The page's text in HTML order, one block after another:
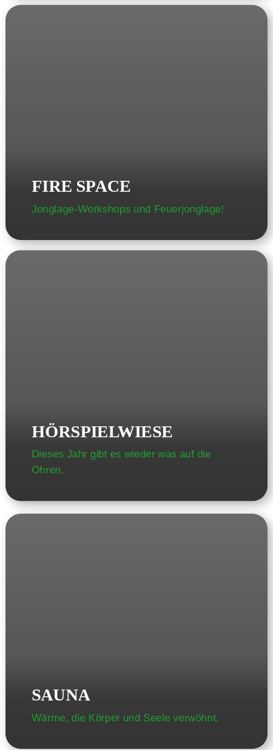
FIRE SPACE
Jonglage-Workshops und Feuerjonglage!
HÖRSPIELWIESE
Dieses Jahr gibt es wieder was auf die
Ohren.
SAUNA
Wärme, die Körper und Seele verwöhnt.